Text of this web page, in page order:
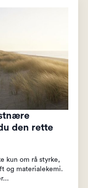
den rette
kun om rå styrke,
og materialekemi.